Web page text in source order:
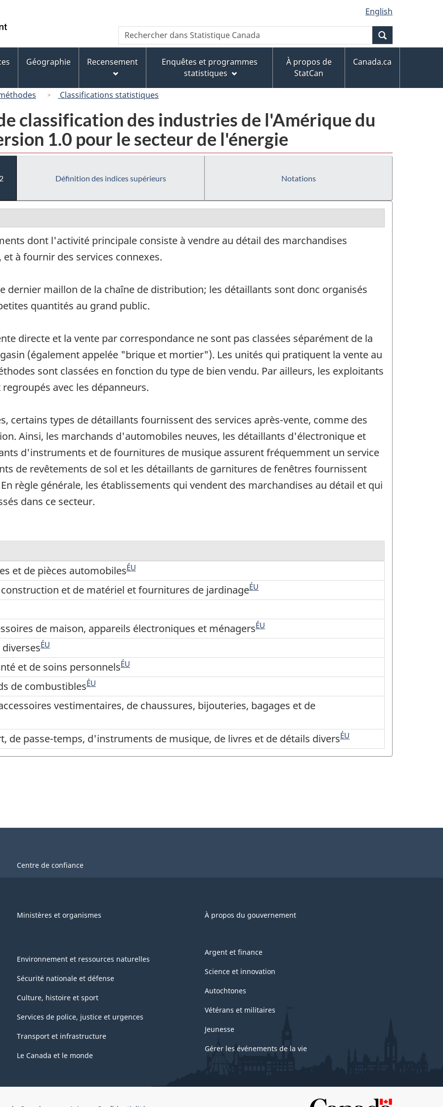
au
contenu
principal
« À
propos
de
ce
version
HTML
simplifiée
English
Canada
Recherche
Rechercher
dans
Canada
Géographie Recensement
Enquêtes et programmes
statistiques
À propos de
StatCan
Canada.ca
Classifications statistiques
classification des industries de l'Amérique du
1.0 pour le secteur de l'énergie
Définition des indices supérieurs Notations
dont l'activité principale consiste à vendre au détail des marchandises
à fournir des services connexes.
dernier maillon de la chaîne de distribution; les détaillants sont donc organisés
quantités au grand public.
directe et la vente par correspondance ne sont pas classées séparément de la
(également appelée "brique et mortier"). Les unités qui pratiquent la vente au
sont classées en fonction du type de bien vendu. Par ailleurs, les exploitants
avec les dépanneurs.
certains types de détaillants fournissent des services après-vente, comme des
Ainsi, les marchands d'automobiles neuves, les détaillants d'électronique et
d'instruments et de fournitures de musique assurent fréquemment un service
de revêtements de sol et les détaillants de garnitures de fenêtres fournissent
règle générale, les établissements qui vendent des marchandises au détail et qui
dans ce secteur.
et de pièces automobilesÉU
et de matériel et fournitures de jardinageÉU
de maison, appareils électroniques et ménagersÉU
ÉU
et de soins personnelsÉU
de combustiblesÉU
vestimentaires, de chaussures, bijouteries, bagages et de
de passe-temps, d'instruments de musique, de livres et de détails diversÉU
Centre de confiance
Ministères et organismes À propos du gouvernement
Environnement et ressources naturelles
Sécurité nationale et défense
Culture, histoire et sport
Services de police, justice et urgences
Transport et infrastructure
Le Canada et le monde
Argent et finance
Science et innovation
Autochtones
Vétérans et militaires
Jeunesse
Gérer les événements de la vie